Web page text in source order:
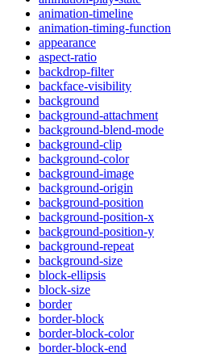
animation-timeline
animation-timing-function
appearance
aspect-ratio
backdrop-filter
backface-visibility
background
background-attachment
background-blend-mode
background-clip
background-color
background-image
background-origin
background-position
background-position-x
background-position-y
background-repeat
background-size
block-ellipsis
block-size
border
border-block
border-block-color
border-block-end